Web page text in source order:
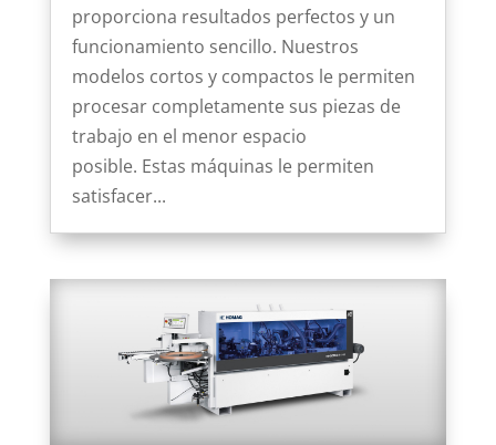
proporciona resultados perfectos y un
funcionamiento sencillo. Nuestros
modelos cortos y compactos le permiten
procesar completamente sus piezas de
trabajo en el menor espacio
posible. Estas máquinas le permiten
satisfacer...